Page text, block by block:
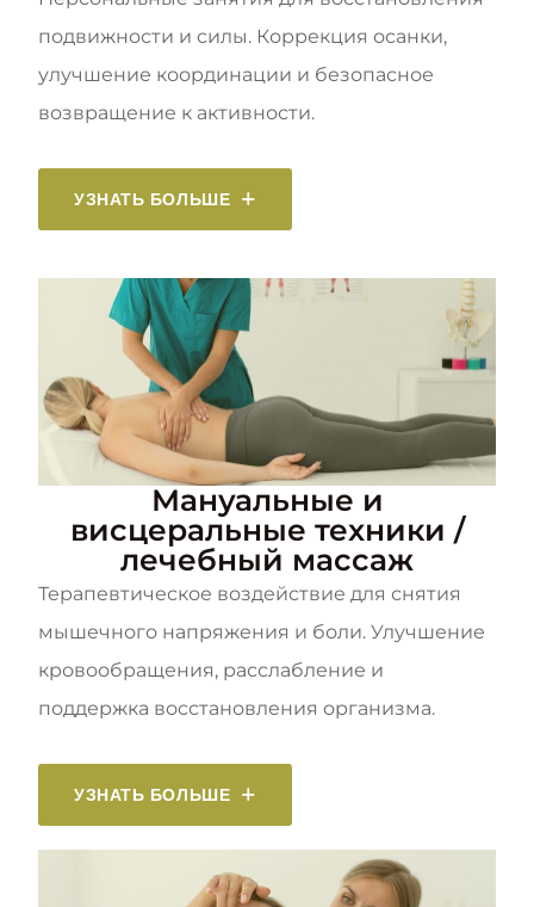
подвижности и силы. Коррекция осанки,
улучшение координации и безопасное
возвращение к активности.
УЗНАТЬ БОЛЬШЕ
Мануальные и
висцеральные техники /
лечебный массаж
Терапевтическое воздействие для снятия
мышечного напряжения и боли. Улучшение
кровообращения, расслабление и
поддержка восстановления организма.
УЗНАТЬ БОЛЬШЕ